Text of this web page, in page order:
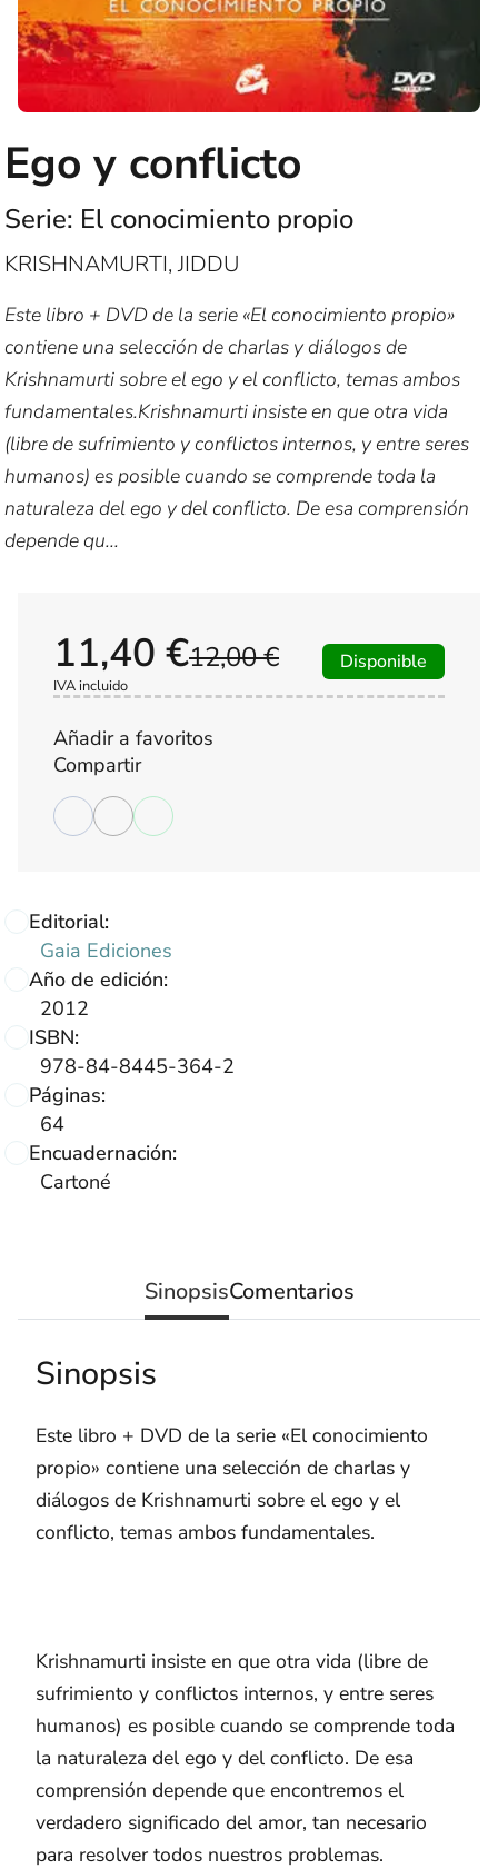
Ego y conflicto
Serie: El conocimiento propio
KRISHNAMURTI, JIDDU
Este libro + DVD de la serie «El conocimiento propio»
contiene una selección de charlas y diálogos de
Krishnamurti sobre el ego y el conflicto, temas ambos
fundamentales.Krishnamurti insiste en que otra vida
(libre de sufrimiento y conflictos internos, y entre seres
humanos) es posible cuando se comprende toda la
naturaleza del ego y del conflicto. De esa comprensión
depende qu...
Editorial:
Gaia Ediciones
Año de edición:
2012
ISBN:
978-84-8445-364-2
Páginas:
64
Encuadernación:
Cartoné
12,00 €
11,40 €
IVA incluido
Disponible
Añadir a favoritos
Compartir
SinopsisComentarios
Sinopsis
Este libro + DVD de la serie «El conocimiento
propio» contiene una selección de charlas y
diálogos de Krishnamurti sobre el ego y el
conflicto, temas ambos fundamentales.
Krishnamurti insiste en que otra vida (libre de
sufrimiento y conflictos internos, y entre seres
humanos) es posible cuando se comprende toda
la naturaleza del ego y del conflicto. De esa
comprensión depende que encontremos el
verdadero significado del amor, tan necesario
para resolver todos nuestros problemas.